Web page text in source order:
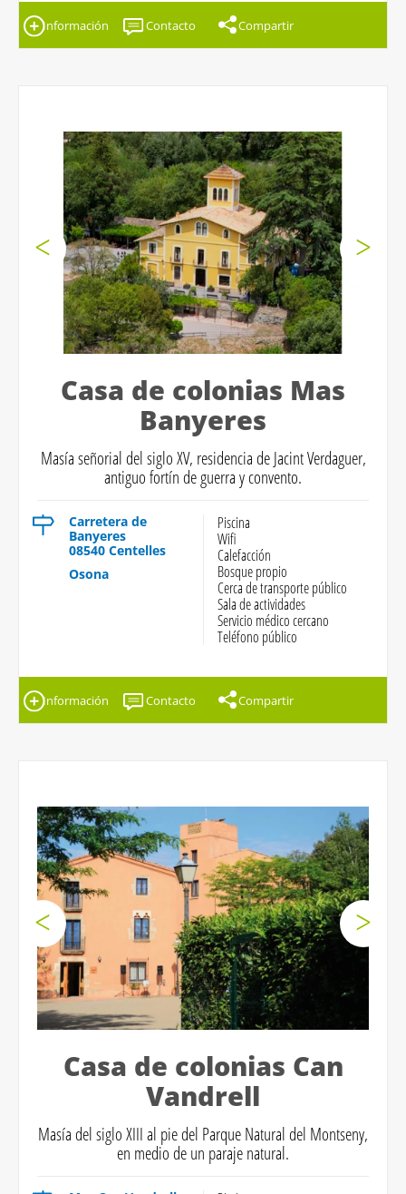
Información Contacto Compartir
Casa de colonias Mas
Banyeres
Masía señorial del siglo XV, residencia de Jacint Verdaguer,
antiguo fortín de guerra y convento.
Carretera de
Banyeres
08540 Centelles
Osona
Piscina
Wifi
Calefacción
Bosque propio
Cerca de transporte público
Sala de actividades
Servicio médico cercano
Teléfono público
Información Contacto Compartir
Casa de colonias Can
Vandrell
Masía del siglo XIII al pie del Parque Natural del Montseny,
en medio de un paraje natural.